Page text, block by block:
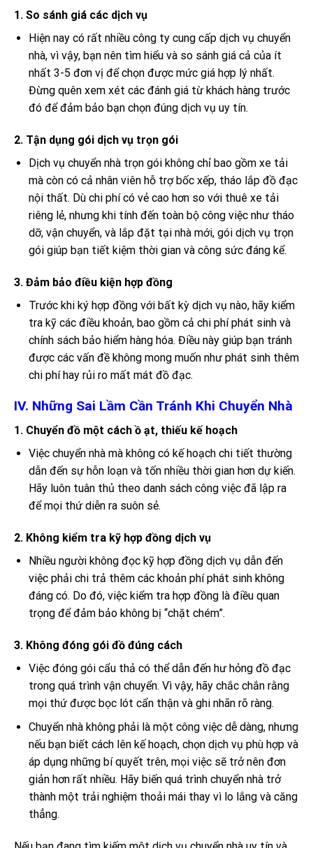
1. So sánh giá các dịch vụ
Hiện nay có rất nhiều công ty cung cấp dịch vụ chuyển
nhà, vì vậy, bạn nên tìm hiểu và so sánh giá cả của ít
nhất 3-5 đơn vị để chọn được mức giá hợp lý nhất.
Đừng quên xem xét các đánh giá từ khách hàng trước
đó để đảm bảo bạn chọn đúng dịch vụ uy tín.
2. Tận dụng gói dịch vụ trọn gói
Dịch vụ chuyển nhà trọn gói không chỉ bao gồm xe tải
mà còn có cả nhân viên hỗ trợ bốc xếp, tháo lắp đồ đạc
nội thất. Dù chi phí có vẻ cao hơn so với thuê xe tải
riêng lẻ, nhưng khi tính đến toàn bộ công việc như tháo
dỡ, vận chuyển, và lắp đặt tại nhà mới, gói dịch vụ trọn
gói giúp bạn tiết kiệm thời gian và công sức đáng kể.
3. Đảm bảo điều kiện hợp đồng
Trước khi ký hợp đồng với bất kỳ dịch vụ nào, hãy kiểm
tra kỹ các điều khoản, bao gồm cả chi phí phát sinh và
chính sách bảo hiểm hàng hóa. Điều này giúp bạn tránh
được các vấn đề không mong muốn như phát sinh thêm
chi phí hay rủi ro mất mát đồ đạc.
IV. Những Sai Lầm Cần Tránh Khi Chuyển Nhà
1. Chuyển đồ một cách ồ ạt, thiếu kế hoạch
Việc chuyển nhà mà không có kế hoạch chi tiết thường
dẫn đến sự hỗn loạn và tốn nhiều thời gian hơn dự kiến.
Hãy luôn tuân thủ theo danh sách công việc đã lập ra
để mọi thứ diễn ra suôn sẻ.
2. Không kiểm tra kỹ hợp đồng dịch vụ
Nhiều người không đọc kỹ hợp đồng dịch vụ dẫn đến
việc phải chi trả thêm các khoản phí phát sinh không
đáng có. Do đó, việc kiểm tra hợp đồng là điều quan
trọng để đảm bảo không bị “chặt chém”.
3. Không đóng gói đồ đúng cách
Việc đóng gói cẩu thả có thể dẫn đến hư hỏng đồ đạc
trong quá trình vận chuyển. Vì vậy, hãy chắc chắn rằng
mọi thứ được bọc lót cẩn thận và ghi nhãn rõ ràng.
Chuyển nhà không phải là một công việc dễ dàng, nhưng
nếu bạn biết cách lên kế hoạch, chọn dịch vụ phù hợp và
áp dụng những bí quyết trên, mọi việc sẽ trở nên đơn
giản hơn rất nhiều. Hãy biến quá trình chuyển nhà trở
thành một trải nghiệm thoải mái thay vì lo lắng và căng
thẳng.